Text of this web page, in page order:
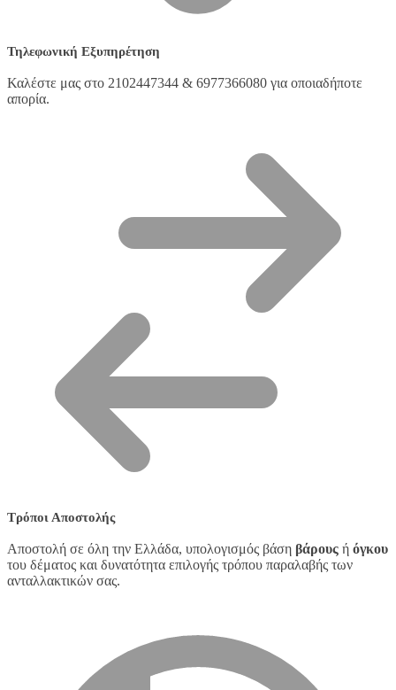
Τηλεφωνική Εξυπηρέτηση
Καλέστε μας στο 2102447344 & 6977366080 για οποιαδήποτε
απορία.
Τρόποι Αποστολής
Αποστολή σε όλη την Ελλάδα, υπολογισμός βάση βάρους ή όγκου
του δέματος και δυνατότητα επιλογής τρόπου παραλαβής των
ανταλλακτικών σας.